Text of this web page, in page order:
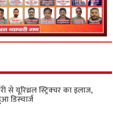
से यूरिथ्रल स्ट्रिक्चर का इलाज,
डिस्चार्ज